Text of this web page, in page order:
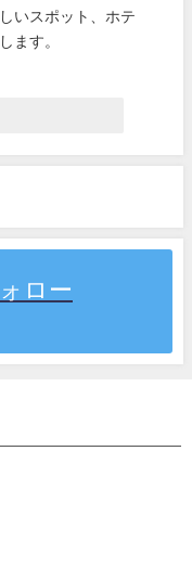
いスポット、ホテ
ます。
ロー